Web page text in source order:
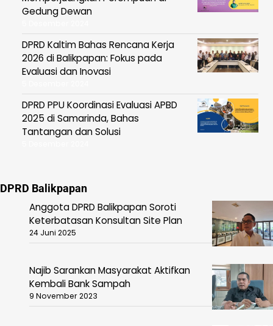
Gedung Dewan
DPRD Kaltim Bahas Rencana Kerja
2026 di Balikpapan: Fokus pada
Evaluasi dan Inovasi
DPRD PPU Koordinasi Evaluasi APBD
2025 di Samarinda, Bahas
Tantangan dan Solusi
DPRD Balikpapan
Anggota DPRD Balikpapan Soroti
Keterbatasan Konsultan Site Plan
24 Juni 2025
Najib Sarankan Masyarakat Aktifkan
Kembali Bank Sampah
9 November 2023